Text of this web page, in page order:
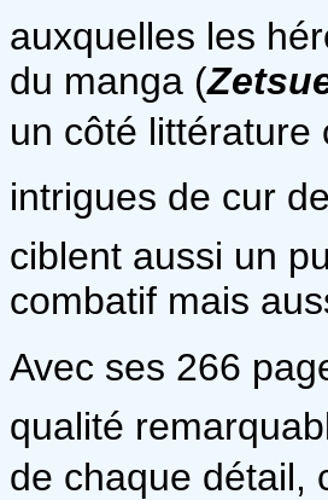
auxquelles les
du manga (
un côté littérature
intrigues de cur
ciblent aussi un
combatif mais
Avec ses 266
qualité
de chaque détail,